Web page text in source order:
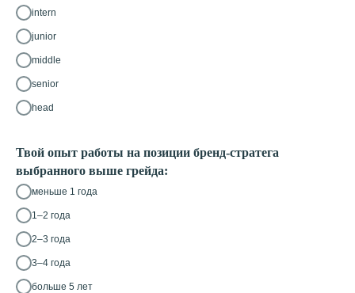
intern
junior
middle
senior
head
Твой опыт работы на позиции бренд-стратега
выбранного выше грейда:
меньше 1 года
1–2 года
2–3 года
3–4 года
больше 5 лет